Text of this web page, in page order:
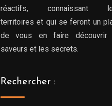
réactifs, connaissant
territoires et qui se feront un
de vous en faire découvrir
saveurs et les secrets.
Rechercher :